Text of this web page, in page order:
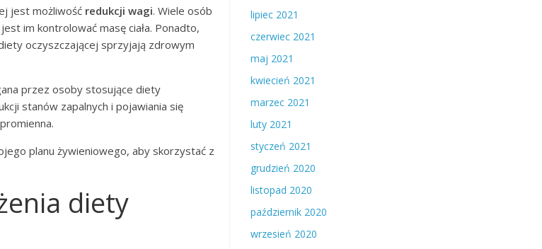
jest możliwość redukcji wagi. Wiele osób
im kontrolować masę ciała. Ponadto,
oczyszczającej sprzyjają zdrowym
przez osoby stosujące diety
stanów zapalnych i pojawiania się
planu żywieniowego, aby skorzystać z
diety
lipiec 2021
czerwiec 2021
maj 2021
kwiecień 2021
marzec 2021
luty 2021
styczeń 2021
grudzień 2020
listopad 2020
październik 2020
wrzesień 2020